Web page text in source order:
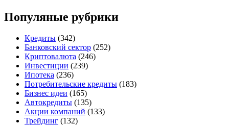
Популяные рубрики
Кредиты (342)
Банковский сектор (252)
Криптовалюта (246)
Инвестиции (239)
Ипотека (236)
Потребительские кредиты (183)
Бизнес идеи (165)
Автокредиты (135)
Акции компаний (133)
Трейдинг (132)